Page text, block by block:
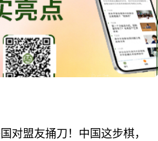
对盟友捅刀！中国这步棋，